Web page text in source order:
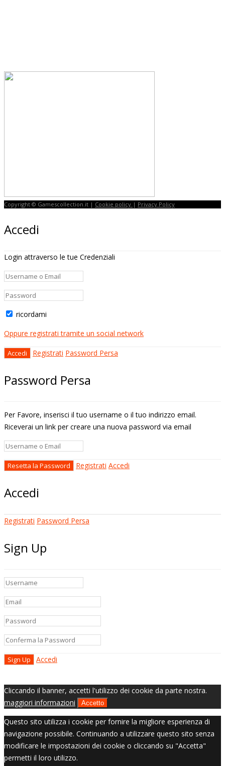
Copyright © Gamescollection.it | Cookie policy | Privacy Policy
Accedi
Login attraverso le tue Credenziali
ricordami
Oppure registrati tramite un social network
Registrati Password Persa
Password Persa
Per Favore, inserisci il tuo username o il tuo indirizzo email.
Riceverai un link per creare una nuova password via email
Registrati Accedi
Accedi
Registrati Password Persa
Sign Up
Accedi
Cliccando il banner, accetti l'utilizzo dei cookie da parte nostra.
maggiori informazioni
Accetto
Questo sito utilizza i cookie per fornire la migliore esperienza di
navigazione possibile. Continuando a utilizzare questo sito senza
modificare le impostazioni dei cookie o cliccando su "Accetta"
permetti il loro utilizzo.